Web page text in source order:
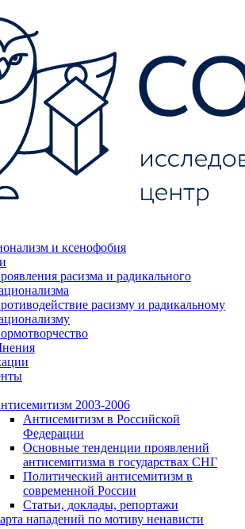
и ксенофобия
расизма и радикального
расизму и радикальному
2003-2006
Антисемитизм в Российской
Федерации
Основные тенденции проявлений
антисемитизма в государствах СНГ
Политический антисемитизм в
современной России
Статьи, доклады, репортажи
нападений по мотиву ненависти